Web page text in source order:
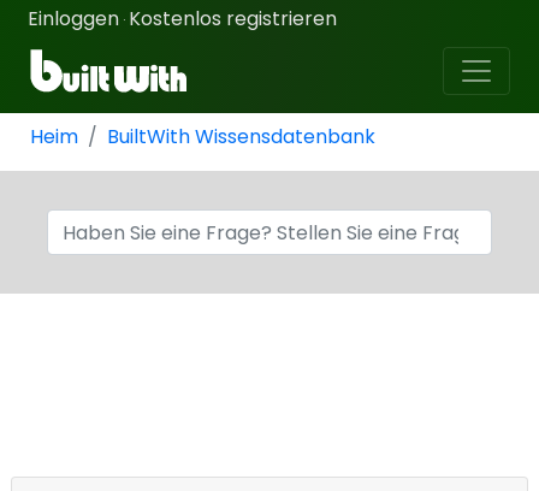
Einloggen · Kostenlos registrieren
Heim BuiltWith Wissensdatenbank